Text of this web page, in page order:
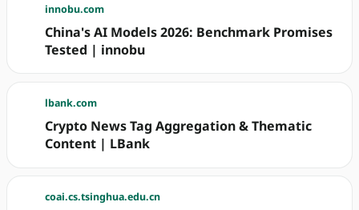
innobu.com
China's AI Models 2026: Benchmark Promises
Tested | innobu
lbank.com
Crypto News Tag Aggregation & Thematic
Content | LBank
coai.cs.tsinghua.edu.cn